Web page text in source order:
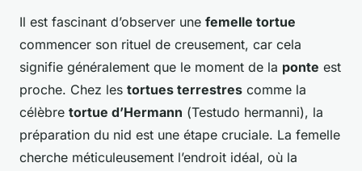
Il est fascinant d’observer une femelle tortue
commencer son rituel de creusement, car cela
signifie généralement que le moment de la ponte est
proche. Chez les tortues terrestres comme la
célèbre tortue d’Hermann (Testudo hermanni), la
préparation du nid est une étape cruciale. La femelle
cherche méticuleusement l’endroit idéal, où la